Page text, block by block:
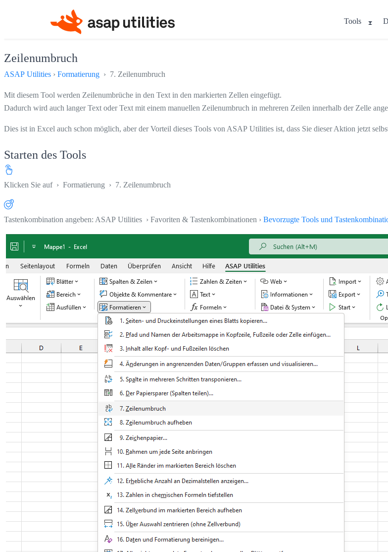
Tools
Zeilenumbruch
ASAP Utilities › Formatierung › 7. Zeilenumbruch
Mit diesem Tool werden Zeilenumbrüche in den Text in den markierten Zellen eingefügt.
Dadurch wird auch langer Text oder Text mit einem manuellen Zeilenumbruch in mehreren Zeilen innerhalb der Zelle
Dies ist in Excel auch schon möglich, aber der Vorteil dieses Tools von ASAP Utilities ist, dass Sie dieser Aktion jetzt
Starten des Tools
Klicken Sie auf › Formatierung › 7. Zeilenumbruch
Tastenkombination angeben: ASAP Utilities › Favoriten & Tastenkombinationen › Bevorzugte Tools und